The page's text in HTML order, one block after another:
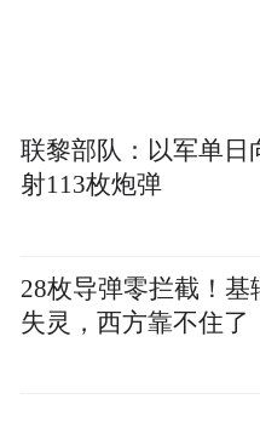
属期货普遍收跌，
报4543.60美元/盎司
COMEX白银期货
联黎部队：以军单日
射113枚炮弹
28枚导弹零拦截！基
失灵，西方靠不住了